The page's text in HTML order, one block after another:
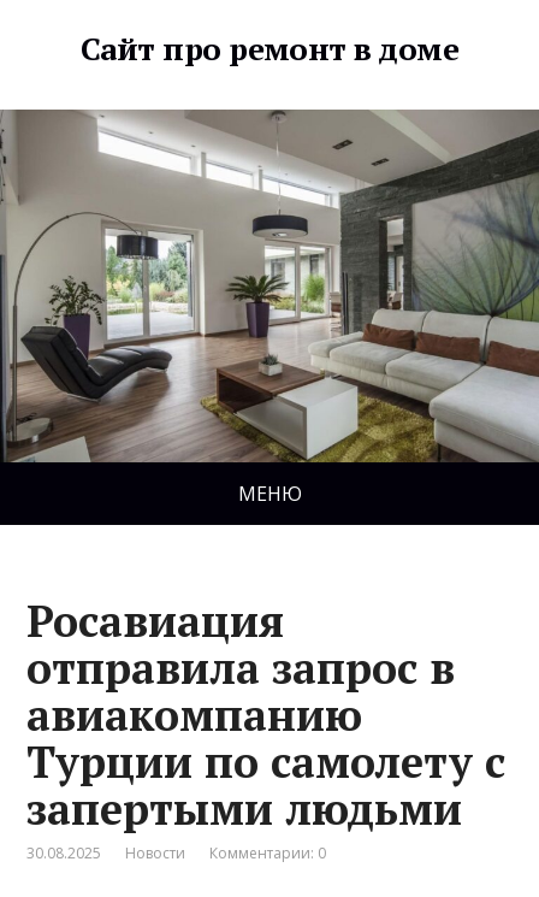
Сайт про ремонт в доме
МЕНЮ
Росавиация
отправила запрос в
авиакомпанию
Турции по самолету с
запертыми людьми
30.08.2025 Новости Комментарии: 0